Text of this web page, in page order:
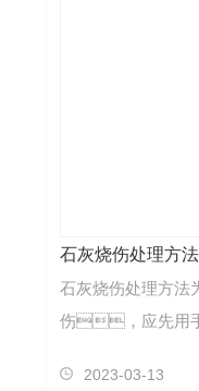
石灰烧伤处理方
石灰烧伤处理方
伤，应先用
2023-03-13